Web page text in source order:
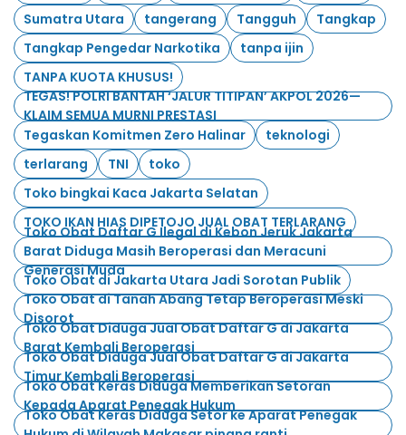
Sumatra Utara
tangerang Tangguh
Tangkap
Tangkap Pengedar Narkotika
tanpa ijin
TANPA KUOTA KHUSUS!
TEGAS! POLRI BANTAH ‘JALUR TITIPAN’ AKPOL 2026—
KLAIM SEMUA MURNI PRESTASI
Tegaskan Komitmen Zero Halinar
teknologi
terlarang
TNI
toko
Toko bingkai Kaca Jakarta Selatan
TOKO IKAN HIAS DIPETOJO JUAL OBAT TERLARANG
Toko Obat Daftar G Ilegal di Kebon Jeruk Jakarta
Barat Diduga Masih Beroperasi dan Meracuni
Generasi Muda
Toko Obat di Jakarta Utara Jadi Sorotan Publik
Toko Obat di Tanah Abang Tetap Beroperasi Meski
Disorot
Toko Obat Diduga Jual Obat Daftar G di Jakarta
Barat Kembali Beroperasi
Toko Obat Diduga Jual Obat Daftar G di Jakarta
Timur Kembali Beroperasi
Toko Obat Keras Diduga Memberikan Setoran
Kepada Aparat Penegak Hukum
Toko Obat Keras Diduga Setor ke Aparat Penegak